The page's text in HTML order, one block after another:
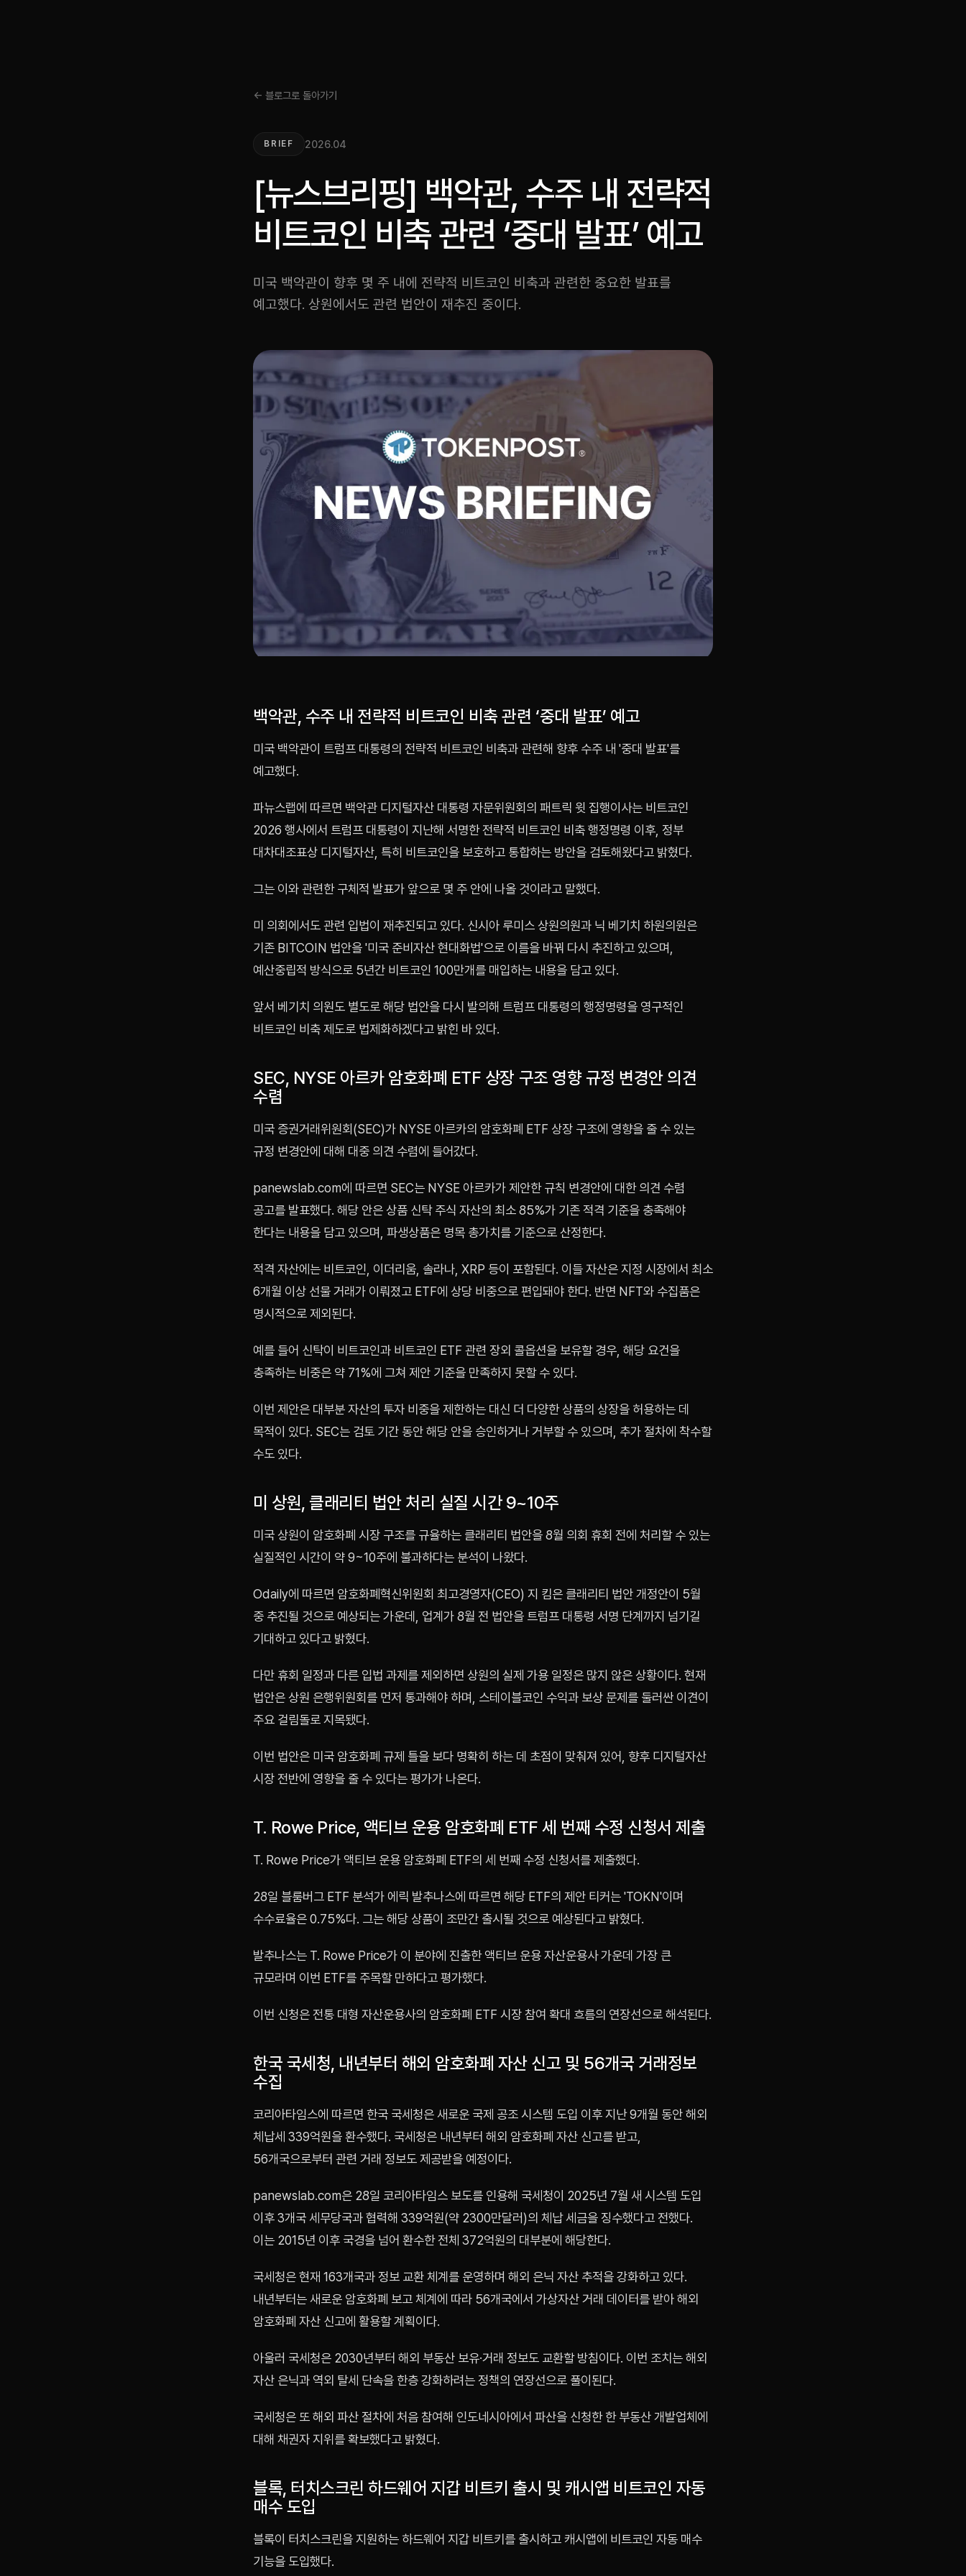
← 블로그로 돌아가기
BRIEF 2026.04
[뉴스브리핑] 백악관, 수주 내 전략적
비트코인 비축 관련 ‘중대 발표’ 예고
미국 백악관이 향후 몇 주 내에 전략적 비트코인 비축과 관련한 중요한 발표를
예고했다. 상원에서도 관련 법안이 재추진 중이다.
백악관, 수주 내 전략적 비트코인 비축 관련 ‘중대 발표’ 예고
미국 백악관이 트럼프 대통령의 전략적 비트코인 비축과 관련해 향후 수주 내 '중대 발표'를
예고했다.
파뉴스랩에 따르면 백악관 디지털자산 대통령 자문위원회의 패트릭 윗 집행이사는 비트코인
2026 행사에서 트럼프 대통령이 지난해 서명한 전략적 비트코인 비축 행정명령 이후, 정부
대차대조표상 디지털자산, 특히 비트코인을 보호하고 통합하는 방안을 검토해왔다고 밝혔다.
그는 이와 관련한 구체적 발표가 앞으로 몇 주 안에 나올 것이라고 말했다.
미 의회에서도 관련 입법이 재추진되고 있다. 신시아 루미스 상원의원과 닉 베기치 하원의원은
기존 BITCOIN 법안을 '미국 준비자산 현대화법'으로 이름을 바꿔 다시 추진하고 있으며,
예산중립적 방식으로 5년간 비트코인 100만개를 매입하는 내용을 담고 있다.
앞서 베기치 의원도 별도로 해당 법안을 다시 발의해 트럼프 대통령의 행정명령을 영구적인
비트코인 비축 제도로 법제화하겠다고 밝힌 바 있다.
SEC, NYSE 아르카 암호화폐 ETF 상장 구조 영향 규정 변경안 의견
수렴
미국 증권거래위원회(SEC)가 NYSE 아르카의 암호화폐 ETF 상장 구조에 영향을 줄 수 있는
규정 변경안에 대해 대중 의견 수렴에 들어갔다.
panewslab.com에 따르면 SEC는 NYSE 아르카가 제안한 규칙 변경안에 대한 의견 수렴
공고를 발표했다. 해당 안은 상품 신탁 주식 자산의 최소 85%가 기존 적격 기준을 충족해야
한다는 내용을 담고 있으며, 파생상품은 명목 총가치를 기준으로 산정한다.
적격 자산에는 비트코인, 이더리움, 솔라나, XRP 등이 포함된다. 이들 자산은 지정 시장에서 최소
6개월 이상 선물 거래가 이뤄졌고 ETF에 상당 비중으로 편입돼야 한다. 반면 NFT와 수집품은
명시적으로 제외된다.
예를 들어 신탁이 비트코인과 비트코인 ETF 관련 장외 콜옵션을 보유할 경우, 해당 요건을
충족하는 비중은 약 71%에 그쳐 제안 기준을 만족하지 못할 수 있다.
이번 제안은 대부분 자산의 투자 비중을 제한하는 대신 더 다양한 상품의 상장을 허용하는 데
목적이 있다. SEC는 검토 기간 동안 해당 안을 승인하거나 거부할 수 있으며, 추가 절차에 착수할
수도 있다.
미 상원, 클래리티 법안 처리 실질 시간 9~10주
미국 상원이 암호화폐 시장 구조를 규율하는 클래리티 법안을 8월 의회 휴회 전에 처리할 수 있는
실질적인 시간이 약 9~10주에 불과하다는 분석이 나왔다.
Odaily에 따르면 암호화폐혁신위원회 최고경영자(CEO) 지 킴은 클래리티 법안 개정안이 5월
중 추진될 것으로 예상되는 가운데, 업계가 8월 전 법안을 트럼프 대통령 서명 단계까지 넘기길
기대하고 있다고 밝혔다.
다만 휴회 일정과 다른 입법 과제를 제외하면 상원의 실제 가용 일정은 많지 않은 상황이다. 현재
법안은 상원 은행위원회를 먼저 통과해야 하며, 스테이블코인 수익과 보상 문제를 둘러싼 이견이
주요 걸림돌로 지목됐다.
이번 법안은 미국 암호화폐 규제 틀을 보다 명확히 하는 데 초점이 맞춰져 있어, 향후 디지털자산
시장 전반에 영향을 줄 수 있다는 평가가 나온다.
T. Rowe Price, 액티브 운용 암호화폐 ETF 세 번째 수정 신청서 제출
T. Rowe Price가 액티브 운용 암호화폐 ETF의 세 번째 수정 신청서를 제출했다.
28일 블룸버그 ETF 분석가 에릭 발추나스에 따르면 해당 ETF의 제안 티커는 'TOKN'이며
수수료율은 0.75%다. 그는 해당 상품이 조만간 출시될 것으로 예상된다고 밝혔다.
발추나스는 T. Rowe Price가 이 분야에 진출한 액티브 운용 자산운용사 가운데 가장 큰
규모라며 이번 ETF를 주목할 만하다고 평가했다.
이번 신청은 전통 대형 자산운용사의 암호화폐 ETF 시장 참여 확대 흐름의 연장선으로 해석된다.
한국 국세청, 내년부터 해외 암호화폐 자산 신고 및 56개국 거래정보
수집
코리아타임스에 따르면 한국 국세청은 새로운 국제 공조 시스템 도입 이후 지난 9개월 동안 해외
체납세 339억원을 환수했다. 국세청은 내년부터 해외 암호화폐 자산 신고를 받고,
56개국으로부터 관련 거래 정보도 제공받을 예정이다.
panewslab.com은 28일 코리아타임스 보도를 인용해 국세청이 2025년 7월 새 시스템 도입
이후 3개국 세무당국과 협력해 339억원(약 2300만달러)의 체납 세금을 징수했다고 전했다.
이는 2015년 이후 국경을 넘어 환수한 전체 372억원의 대부분에 해당한다.
국세청은 현재 163개국과 정보 교환 체계를 운영하며 해외 은닉 자산 추적을 강화하고 있다.
내년부터는 새로운 암호화폐 보고 체계에 따라 56개국에서 가상자산 거래 데이터를 받아 해외
암호화폐 자산 신고에 활용할 계획이다.
아울러 국세청은 2030년부터 해외 부동산 보유·거래 정보도 교환할 방침이다. 이번 조치는 해외
자산 은닉과 역외 탈세 단속을 한층 강화하려는 정책의 연장선으로 풀이된다.
국세청은 또 해외 파산 절차에 처음 참여해 인도네시아에서 파산을 신청한 한 부동산 개발업체에
대해 채권자 지위를 확보했다고 밝혔다.
블록, 터치스크린 하드웨어 지갑 비트키 출시 및 캐시앱 비트코인 자동
매수 도입
블록이 터치스크린을 지원하는 하드웨어 지갑 비트키를 출시하고 캐시앱에 비트코인 자동 매수
기능을 도입했다.